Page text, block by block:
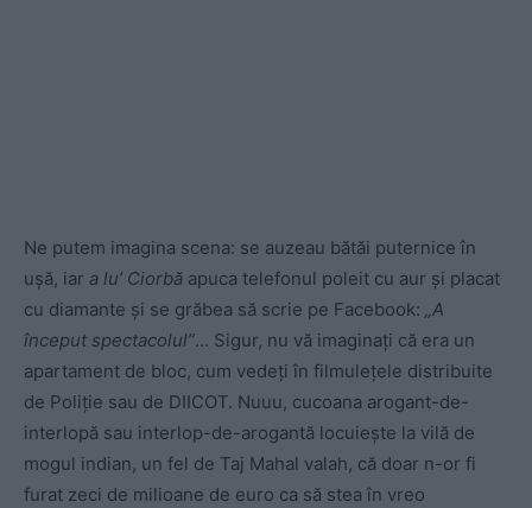
Ne putem imagina scena: se auzeau bătăi puternice în
ușă, iar a lu’ Ciorbă apuca telefonul poleit cu aur și placat
cu diamante și se grăbea să scrie pe Facebook: „A
început spectacolul”… Sigur, nu vă imaginați că era un
apartament de bloc, cum vedeți în filmulețele distribuite
de Poliție sau de DIICOT. Nuuu, cucoana arogant-de-
interlopă sau interlop-de-arogantă locuiește la vilă de
mogul indian, un fel de Taj Mahal valah, că doar n-or fi
furat zeci de milioane de euro ca să stea în vreo